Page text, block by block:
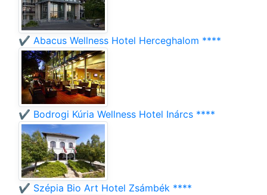
✔️ Abacus Wellness Hotel Herceghalom ****
✔️ Bodrogi Kúria Wellness Hotel Inárcs ****
✔️ Szépia Bio Art Hotel Zsámbék ****